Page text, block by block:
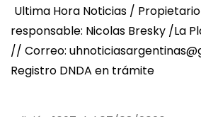
Ultima Hora Noticias /
responsable: Nicolas Bresky /La
// Correo:
Registro DNDA en trámite